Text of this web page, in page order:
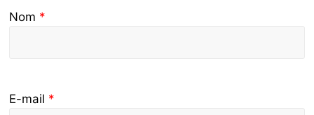
Nom *
E-mail *